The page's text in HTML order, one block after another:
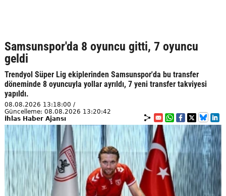
Samsunspor'da 8 oyuncu gitti, 7 oyuncu
geldi
Trendyol Süper Lig ekiplerinden Samsunspor'da bu transfer
döneminde 8 oyuncuyla yollar ayrıldı, 7 yeni transfer takviyesi
yapıldı.
08.08.2026 13:18:00 /
Güncelleme: 08.08.2026 13:20:42
İhlas Haber Ajansı